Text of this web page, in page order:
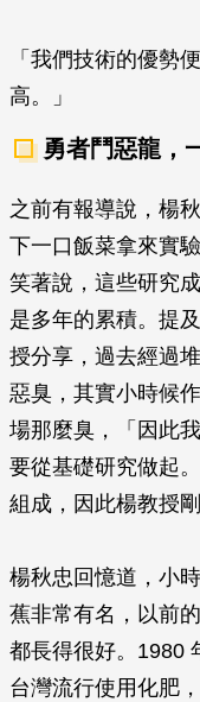
「我們技術的優勢
高。」
勇者鬥惡龍，
之前有報導說，楊
下一口飯菜拿來實
笑著說，這些研究
是多年的累積。提
授分享，過去經過
惡臭，其實小時候
場那麼臭，「因此
要從基礎研究做起
組成，因此楊教授
楊秋忠回憶道，小
蕉非常有名，以前
都長得很好。1980
台灣流行使用化肥